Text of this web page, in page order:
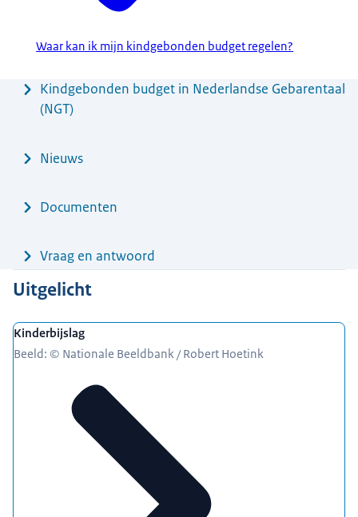
Waar kan ik mijn kindgebonden budget regelen?
MenuKindgebonden budget in Nederlandse Gebarentaal
(NGT)
Nieuws
Documenten
Vraag en antwoord
Uitgelicht
Kinderbijslag
Beeld: © Nationale Beeldbank / Robert Hoetink